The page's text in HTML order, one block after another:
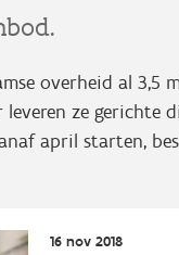
overheid al
leveren ze gerichte
april starten,
16 nov 2018